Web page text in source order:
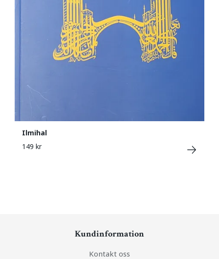
Ilmihal
149 kr
Kundinformation
Kontakt oss